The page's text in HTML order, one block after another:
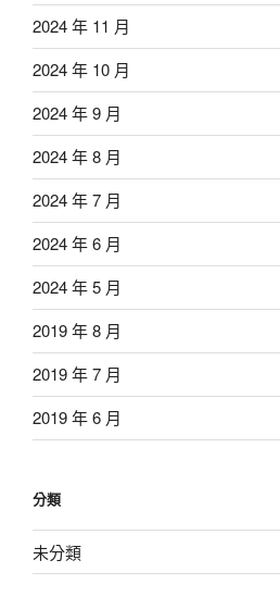
2024 年 11 月
2024 年 10 月
2024 年 9 月
2024 年 8 月
2024 年 7 月
2024 年 6 月
2024 年 5 月
2019 年 8 月
2019 年 7 月
2019 年 6 月
分類
未分類